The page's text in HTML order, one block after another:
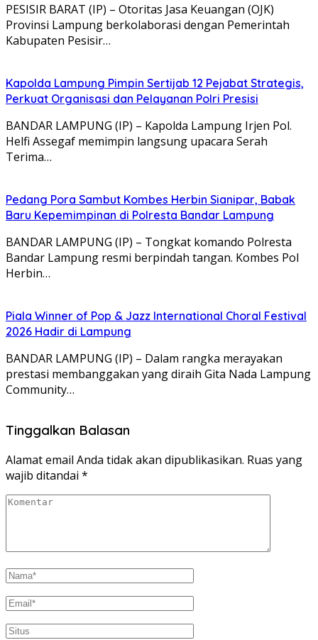
PESISIR BARAT (IP) – Otoritas Jasa Keuangan (OJK)
Provinsi Lampung berkolaborasi dengan Pemerintah
Kabupaten Pesisir…
Kapolda Lampung Pimpin Sertijab 12 Pejabat Strategis,
Perkuat Organisasi dan Pelayanan Polri Presisi
BANDAR LAMPUNG (IP) – Kapolda Lampung Irjen Pol.
Helfi Assegaf memimpin langsung upacara Serah
Terima…
Pedang Pora Sambut Kombes Herbin Sianipar, Babak
Baru Kepemimpinan di Polresta Bandar Lampung
BANDAR LAMPUNG (IP) – Tongkat komando Polresta
Bandar Lampung resmi berpindah tangan. Kombes Pol
Herbin…
Piala Winner of Pop & Jazz International Choral Festival
2026 Hadir di Lampung
BANDAR LAMPUNG (IP) – Dalam rangka merayakan
prestasi membanggakan yang diraih Gita Nada Lampung
Community…
Tinggalkan Balasan
Alamat email Anda tidak akan dipublikasikan. Ruas yang
wajib ditandai *